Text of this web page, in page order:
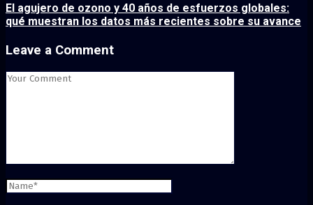
El agujero de ozono y 40 años de esfuerzos globales:
qué muestran los datos más recientes sobre su avance
Leave a Comment